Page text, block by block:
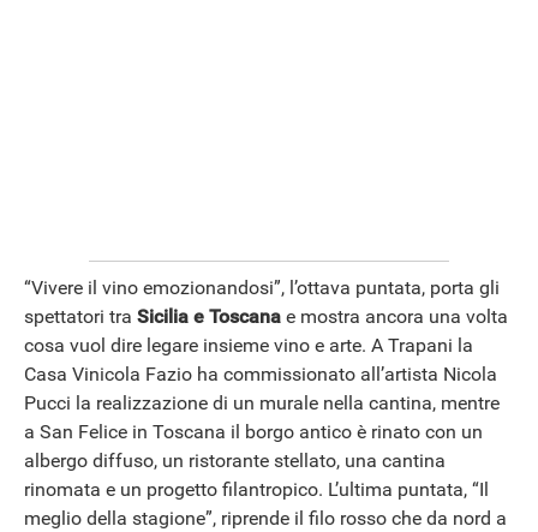
“Vivere il vino emozionandosi”, l’ottava puntata, porta gli
spettatori tra Sicilia e Toscana e mostra ancora una volta
cosa vuol dire legare insieme vino e arte. A Trapani la
Casa Vinicola Fazio ha commissionato all’artista Nicola
Pucci la realizzazione di un murale nella cantina, mentre
a San Felice in Toscana il borgo antico è rinato con un
albergo diffuso, un ristorante stellato, una cantina
rinomata e un progetto filantropico. L’ultima puntata, “Il
meglio della stagione”, riprende il filo rosso che da nord a